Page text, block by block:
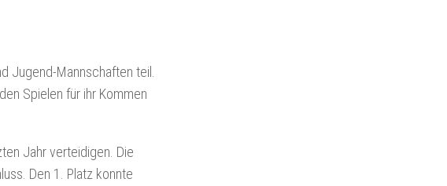
Jugend-Mannschaften teil.
Spielen für ihr Kommen
Jahr verteidigen. Die
Den 1. Platz konnte